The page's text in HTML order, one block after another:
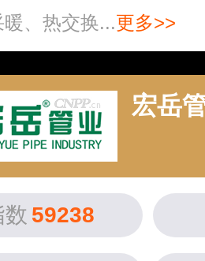
、热交换...更多>>
宏岳
数 59238